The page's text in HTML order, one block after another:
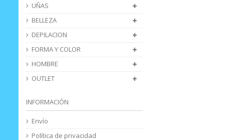
UÑAS
BELLEZA
DEPILACION
FORMA Y COLOR
HOMBRE
OUTLET
INFORMACIÓN
Envío
Política de privacidad